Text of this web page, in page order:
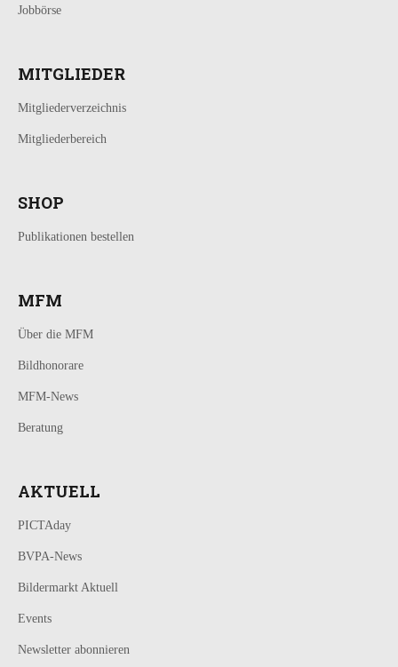
Jobbörse
MITGLIEDER
Mitgliederverzeichnis
Mitgliederbereich
SHOP
Publikationen bestellen
MFM
Über die MFM
Bildhonorare
MFM-News
Beratung
AKTUELL
PICTAday
BVPA-News
Bildermarkt Aktuell
Events
Newsletter abonnieren